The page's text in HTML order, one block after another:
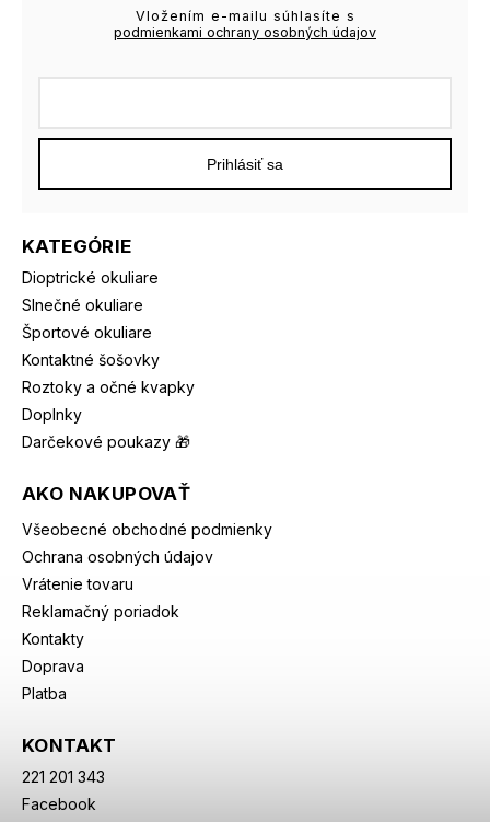
KATEGÓRIE
Dioptrické okuliare
Slnečné okuliare
Športové okuliare
Kontaktné šošovky
Roztoky a očné kvapky
Doplnky
Darčekové poukazy 🎁
AKO NAKUPOVAŤ
Všeobecné obchodné podmienky
Ochrana osobných údajov
Vrátenie tovaru
Reklamačný poriadok
Kontakty
Doprava
Platba
KONTAKT
221 201 343
Facebook
Vložením e-mailu súhlasíte s
podmienkami ochrany osobných údajov
Prihlásiť sa